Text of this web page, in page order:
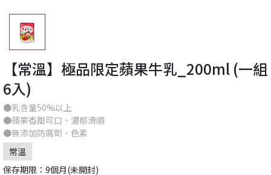
【常溫】極品限定蘋果牛乳_200ml (一組
6入)
●乳含量50%以上
●蘋果香甜可口、濃郁滑順
●無添加防腐劑、色素
常溫
保存期限：9個月(未開封)